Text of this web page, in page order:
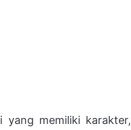
yang memiliki karakter,